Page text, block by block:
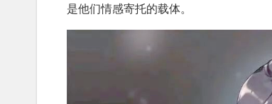
是他们情感寄托的载体。